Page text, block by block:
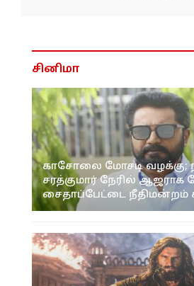
சினிமா
காசோலை மோசடி வழக்கு;
சரத்குமார் நேரில் ஆஜராக
சைதாப்பேட்டை நீதிமன்றம்